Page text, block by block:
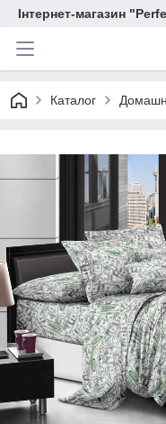
Інтернет-магазин
Каталог